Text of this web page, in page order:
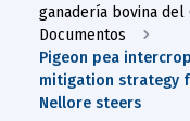
ganadería bovina del
Documentos
Pigeon pea
mitigation strategy
Nellore steers